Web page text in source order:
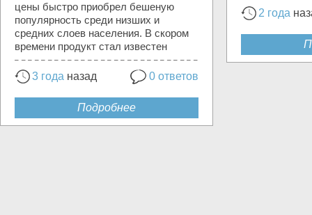
2 года
цены быстро приобрел бешеную
популярность среди низших и
средних слоев населения. В скором
времени продукт стал известен
3 года назад 0 ответов
Подробнее